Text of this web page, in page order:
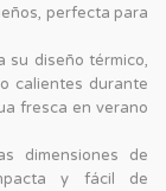
perfecta para
su diseño térmico,
calientes durante
fresca en verano
dimensiones de
y fácil de